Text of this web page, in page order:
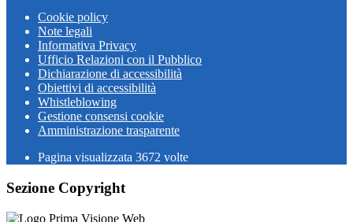
Cookie policy
Note legali
Informativa Privacy
Ufficio Relazioni con il Pubblico
Dichiarazione di accessibilità
Obiettivi di accessibilità
Whistleblowing
Gestione consensi cookie
Amministrazione trasparente
Pagina visualizzata 3672 volte
Sezione Copyright